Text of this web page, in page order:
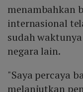
menambahkan
internasional
sudah
negara lain.
"Saya percaya
melanjutkan